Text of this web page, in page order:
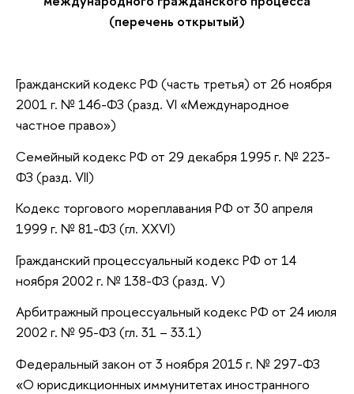
(перечень открытый)
Гражданский кодекс РФ (часть третья) от 26 ноября
2001 г. № 146-ФЗ (разд. VI «Международное
частное право»)
Семейный кодекс РФ от 29 декабря 1995 г. № 223-
ФЗ (разд. VII)
Кодекс торгового мореплавания РФ от 30 апреля
1999 г. № 81-ФЗ (гл. XXVI)
Гражданский процессуальный кодекс РФ от 14
ноября 2002 г. № 138-ФЗ (разд. V)
Арбитражный процессуальный кодекс РФ от 24 июля
2002 г. № 95-ФЗ (гл. 31 – 33.1)
Федеральный закон от 3 ноября 2015 г. № 297-ФЗ
«О юрисдикционных иммунитетах иностранного